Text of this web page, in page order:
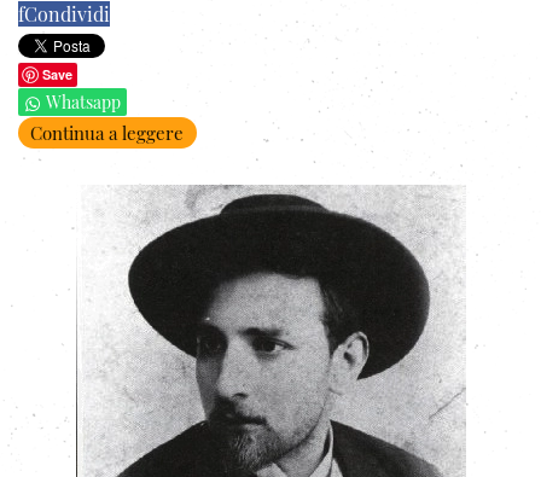
fCondividi
Save
Whatsapp
Continua a leggere